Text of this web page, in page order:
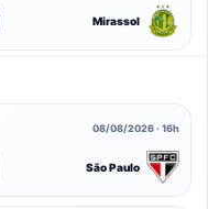
Mirassol
08/08/2026 · 16h
São Paulo